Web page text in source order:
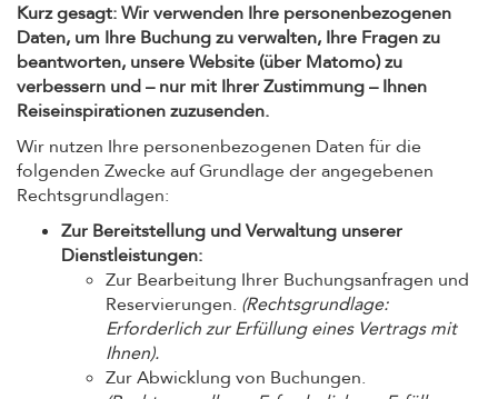
Kurz gesagt: Wir verwenden Ihre personenbezogenen
Daten, um Ihre Buchung zu verwalten, Ihre Fragen zu
beantworten, unsere Website (über Matomo) zu
verbessern und – nur mit Ihrer Zustimmung – Ihnen
Reiseinspirationen zuzusenden.
Wir nutzen Ihre personenbezogenen Daten für die
folgenden Zwecke auf Grundlage der angegebenen
Rechtsgrundlagen:
Zur Bereitstellung und Verwaltung unserer
Dienstleistungen:
Zur Bearbeitung Ihrer Buchungsanfragen und
Reservierungen. (Rechtsgrundlage:
Erforderlich zur Erfüllung eines Vertrags mit
Ihnen).
Zur Abwicklung von Buchungen.